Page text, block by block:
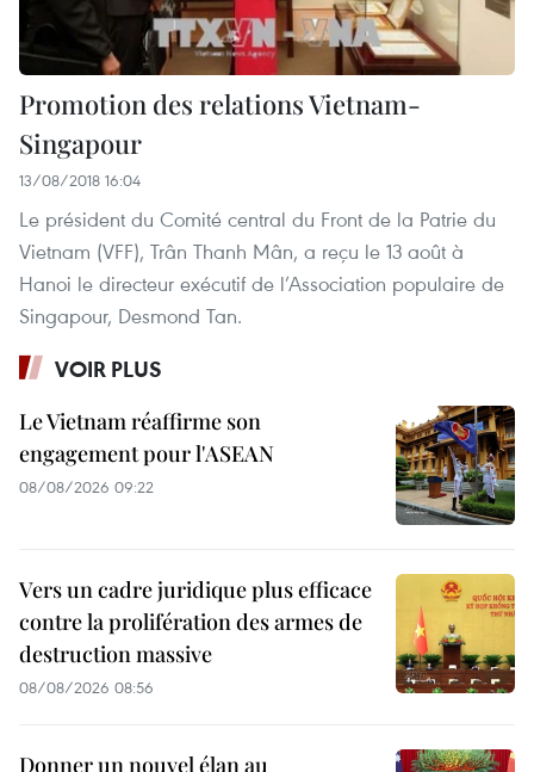
Promotion des relations Vietnam-
Singapour
13/08/2018 16:04
Le président du Comité central du Front de la Patrie du
Vietnam (VFF), Trân Thanh Mân, a reçu le 13 août à
Hanoi le directeur exécutif de l’Association populaire de
Singapour, Desmond Tan.
VOIR PLUS
Le Vietnam réaffirme son
engagement pour l'ASEAN
08/08/2026 09:22
Vers un cadre juridique plus efficace
contre la prolifération des armes de
destruction massive
08/08/2026 08:56
Donner un nouvel élan au